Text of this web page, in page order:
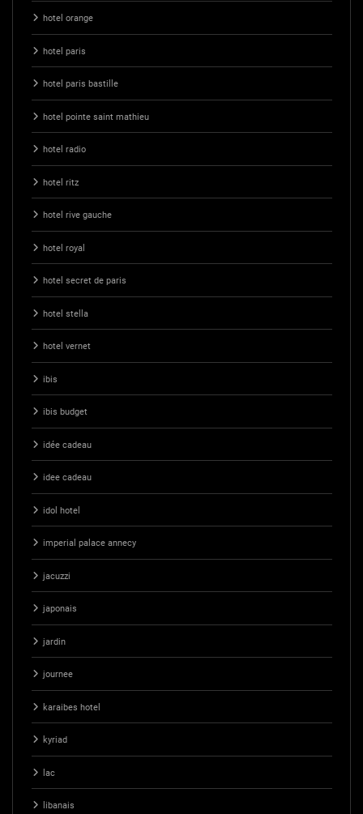
hotel orange
hotel paris
hotel paris bastille
hotel pointe saint mathieu
hotel radio
hotel ritz
hotel rive gauche
hotel royal
hotel secret de paris
hotel stella
hotel vernet
ibis
ibis budget
idée cadeau
idee cadeau
idol hotel
imperial palace annecy
jacuzzi
japonais
jardin
journee
karaibes hotel
kyriad
lac
libanais